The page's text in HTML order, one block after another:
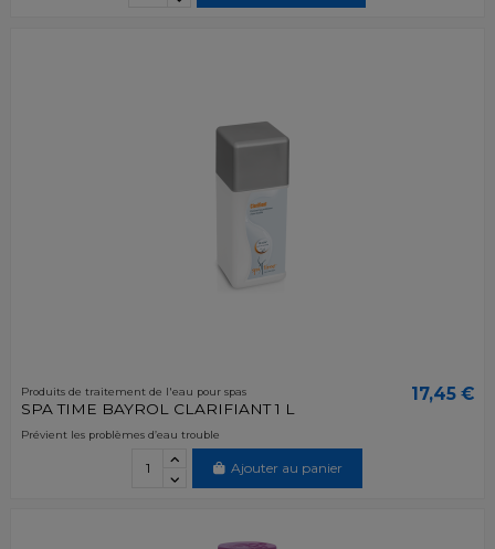
Produits de traitement de l'eau pour spas
SPA TIME BAYROL CLARIFIANT 1 L
17,45 €
Prévient les problèmes d’eau trouble
Ajouter au panier